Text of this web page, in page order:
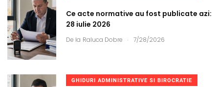
Ce acte normative au fost publicate azi:
28 iulie 2026
De la Raluca Dobre . 7/28/2026
GHIDURI ADMINISTRATIVE SI BIROCRATIE